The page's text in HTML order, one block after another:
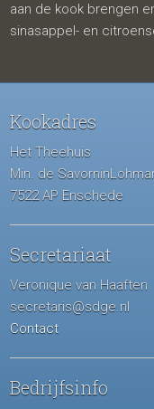
aan de kook brengen
sinasappel- en
Kookadres
Het Theehuis
Min. de
7522 AP Enschede
Secretariaat
Veronique van Haaften
secretaris@sdge.nl
Contact
Bedrijfsinfo